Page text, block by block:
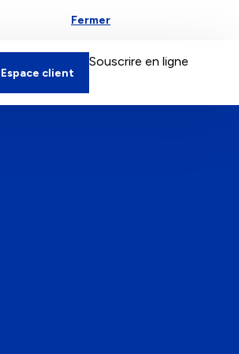
Fermer
Espace client
Souscrire en ligne